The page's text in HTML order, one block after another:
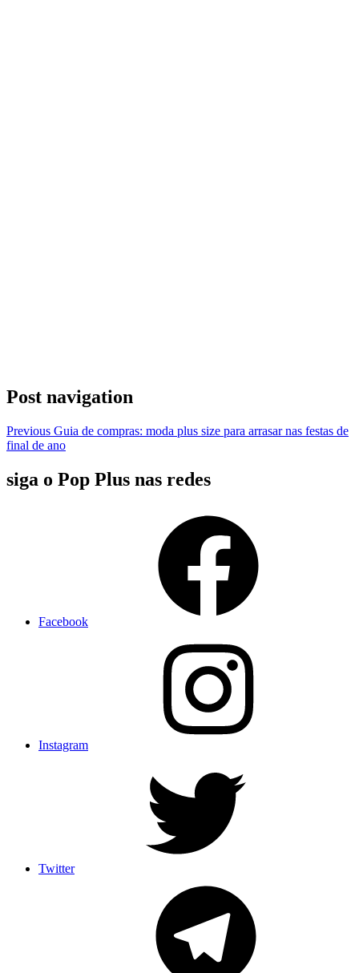
Post navigation
Previous Guia de compras: moda plus size para arrasar nas festas de
final de ano
siga o Pop Plus nas redes
Facebook
Instagram
Twitter